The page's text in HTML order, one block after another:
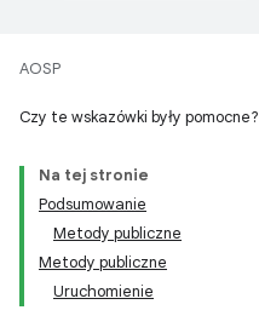
AOSP
Czy te wskazówki były pomocne?
Na tej stronie
Podsumowanie
Metody publiczne
Metody publiczne
Uruchomienie